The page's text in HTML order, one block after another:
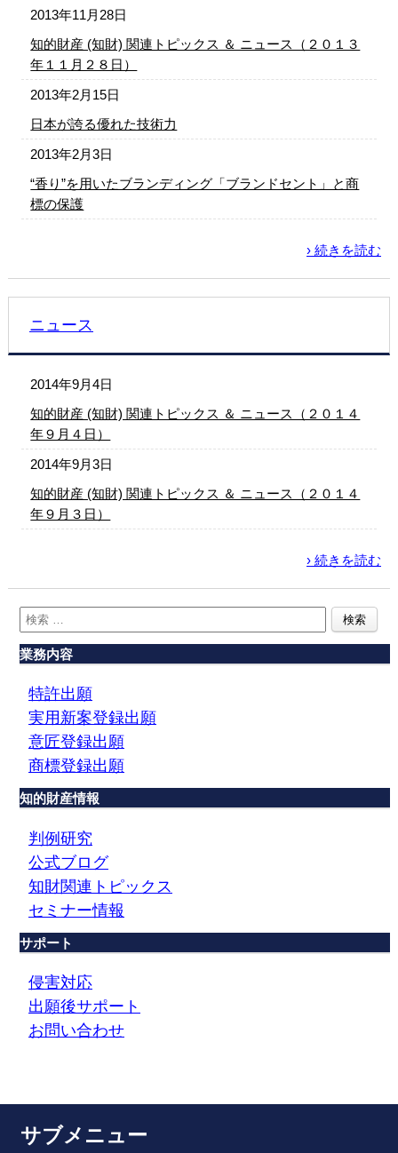
2013年11月28日
知的財産 (知財) 関連トピックス ＆ ニュース（２０１３
年１１月２８日）
2013年2月15日
日本が誇る優れた技術力
2013年2月3日
“香り”を用いたブランディング「ブランドセント」と商
標の保護
› 続きを読む
ニュース
2014年9月4日
知的財産 (知財) 関連トピックス ＆ ニュース（２０１４
年９月４日）
2014年9月3日
知的財産 (知財) 関連トピックス ＆ ニュース（２０１４
年９月３日）
› 続きを読む
業務内容
特許出願
実用新案登録出願
意匠登録出願
商標登録出願
知的財産情報
判例研究
公式ブログ
知財関連トピックス
セミナー情報
サポート
侵害対応
出願後サポート
お問い合わせ
サブメニュー